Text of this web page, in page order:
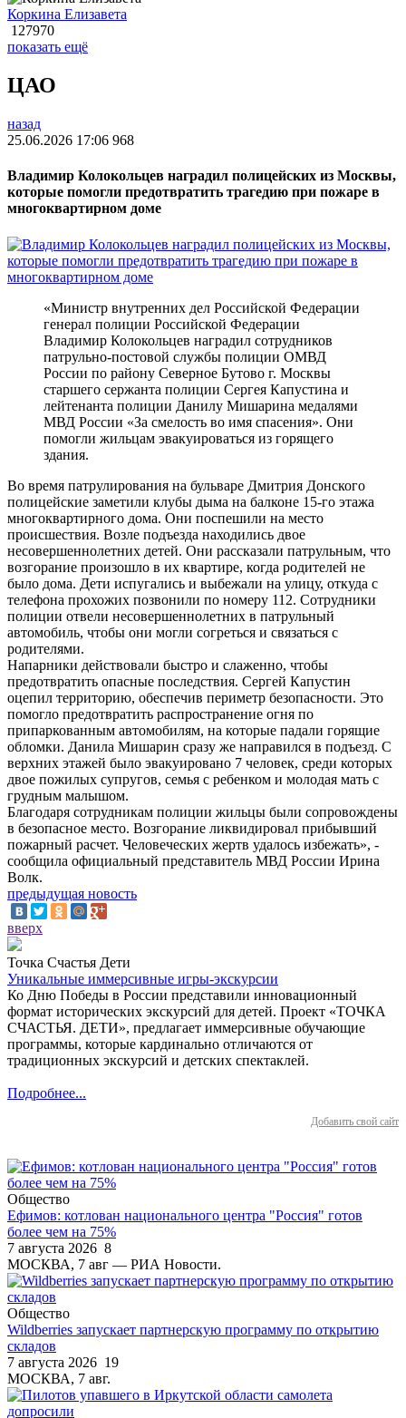
Коркина Елизавета
127970
показать ещё
ЦАО
назад
25.06.2026 17:06 968
Владимир Колокольцев наградил полицейских из Москвы,
которые помогли предотвратить трагедию при пожаре в
многоквартирном доме
«Министр внутренних дел Российской Федерации
генерал полиции Российской Федерации
Владимир Колокольцев наградил сотрудников
патрульно-постовой службы полиции ОМВД
России по району Северное Бутово г. Москвы
старшего сержанта полиции Сергея Капустина и
лейтенанта полиции Данилу Мишарина медалями
МВД России «За смелость во имя спасения». Они
помогли жильцам эвакуироваться из горящего
здания.
Во время патрулирования на бульваре Дмитрия Донского
полицейские заметили клубы дыма на балконе 15-го этажа
многоквартирного дома. Они поспешили на место
происшествия. Возле подъезда находились двое
несовершеннолетних детей. Они рассказали патрульным, что
возгорание произошло в их квартире, когда родителей не
было дома. Дети испугались и выбежали на улицу, откуда с
телефона прохожих позвонили по номеру 112. Сотрудники
полиции отвели несовершеннолетних в патрульный
автомобиль, чтобы они могли согреться и связаться с
родителями.
Напарники действовали быстро и слаженно, чтобы
предотвратить опасные последствия. Сергей Капустин
оцепил территорию, обеспечив периметр безопасности. Это
помогло предотвратить распространение огня по
припаркованным автомобилям, на которые падали горящие
обломки. Данила Мишарин сразу же направился в подъезд. С
верхних этажей было эвакуировано 7 человек, среди которых
двое пожилых супругов, семья с ребенком и молодая мать с
грудным малышом.
Благодаря сотрудникам полиции жильцы были сопровождены
в безопасное место. Возгорание ликвидировал прибывший
пожарный расчет. Человеческих жертв удалось избежать», -
сообщила официальный представитель МВД России Ирина
Волк.
предыдущая новость
вверх
Точка Счастья Дети
Уникальные иммерсивные игры-экскурсии
Ко Дню Победы в России представили инновационный
формат исторических экскурсий для детей. Проект «ТОЧКА
СЧАСТЬЯ. ДЕТИ», предлагает иммерсивные обучающие
программы, которые кардинально отличаются от
традиционных экскурсий и детских спектаклей.
Подробнее...
Добавить свой сайт
Общество
Ефимов: котлован национального центра "Россия" готов
более чем на 75%
7 августа 2026 8
МОСКВА, 7 авг — РИА Новости.
Общество
Wildberries запускает партнерскую программу по открытию
складов
7 августа 2026 19
МОСКВА, 7 авг.